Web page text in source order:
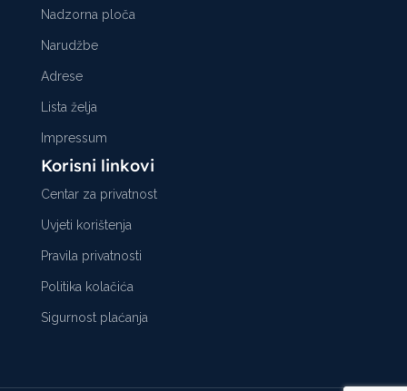
Nadzorna ploča
Narudžbe
Adrese
Lista želja
Impressum
Korisni linkovi
Centar za privatnost
Uvjeti korištenja
Pravila privatnosti
Politika kolačića
Sigurnost plaćanja